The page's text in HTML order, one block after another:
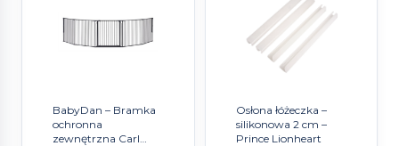
BabyDan – Bramka
ochronna
zewnętrzna Carl
Osłona łóżeczka –
silikonowa 2 cm –
Prince Lionheart